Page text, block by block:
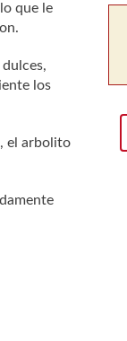
que le
los
el arbolito